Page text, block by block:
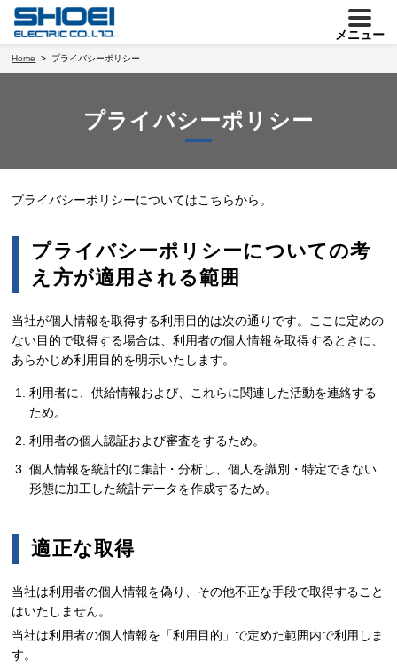
メニュー
Home プライバシーポリシー
プライバシーポリシー
プライバシーポリシーについてはこちらから。
プライバシーポリシーについての考
え方が適用される範囲
当社が個人情報を取得する利用目的は次の通りです。ここに定めの
ない目的で取得する場合は、利用者の個人情報を取得するときに、
あらかじめ利用目的を明示いたします。
利用者に、供給情報および、これらに関連した活動を連絡する
ため。
利用者の個人認証および審査をするため。
個人情報を統計的に集計・分析し、個人を識別・特定できない
形態に加工した統計データを作成するため。
適正な取得
当社は利用者の個人情報を偽り、その他不正な手段で取得すること
はいたしません。
当社は利用者の個人情報を「利用目的」で定めた範囲内で利用しま
す。